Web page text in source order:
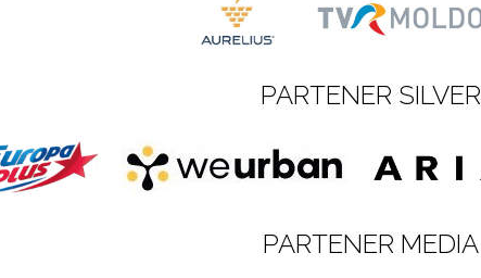
PARTENER SILVER
PARTENER MEDIA